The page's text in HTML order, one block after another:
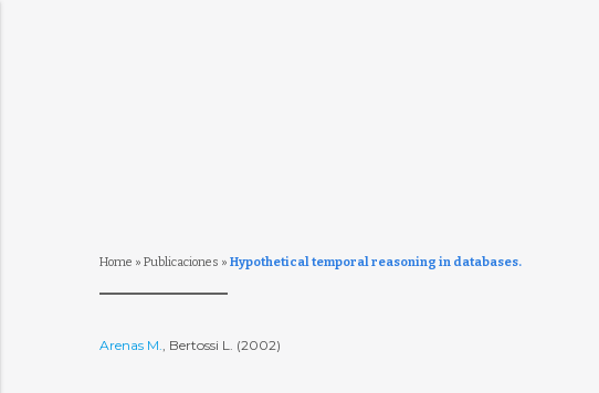
Home » Publicaciones » Hypothetical temporal reasoning in databases.
Arenas M., Bertossi L. (2002)